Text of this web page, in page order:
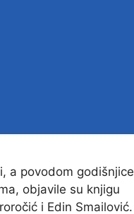
a povodom godišnjice
objavile su knjigu
i Edin Smailović.